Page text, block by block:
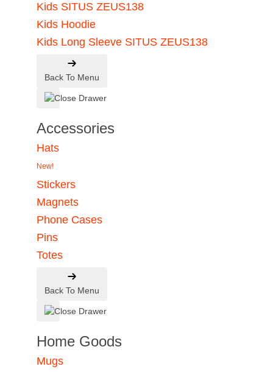
Kids SITUS ZEUS138
Kids Hoodie
Kids Long Sleeve SITUS ZEUS138
Back To Menu
Accessories
Hats
New!
Stickers
Magnets
Phone Cases
Pins
Totes
Back To Menu
Home Goods
Mugs